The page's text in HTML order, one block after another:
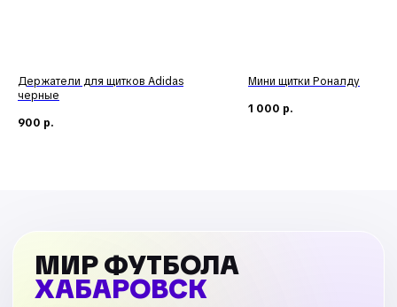
Держатели для щитков Adidas
черные
900 р.
Мини щитки Роналду
1 000 р.
МИР ФУТБОЛА
ХАБАРОВСК